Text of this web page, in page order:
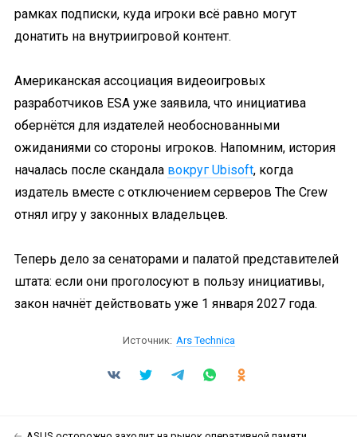
рамках подписки, куда игроки всё равно могут
донатить на внутриигровой контент.
Американская ассоциация видеоигровых
разработчиков ESA уже заявила, что инициатива
обернётся для издателей необоснованными
ожиданиями со стороны игроков. Напомним, история
началась после скандала вокруг Ubisoft, когда
издатель вместе с отключением серверов The Crew
отнял игру у законных владельцев.
Теперь дело за сенаторами и палатой представителей
штата: если они проголосуют в пользу инициативы,
закон начнёт действовать уже 1 января 2027 года.
Источник: Ars Technica